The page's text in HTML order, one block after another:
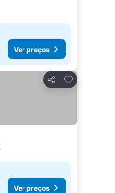
Ver preços
Partilhar
Adicionar aos
Ver preços